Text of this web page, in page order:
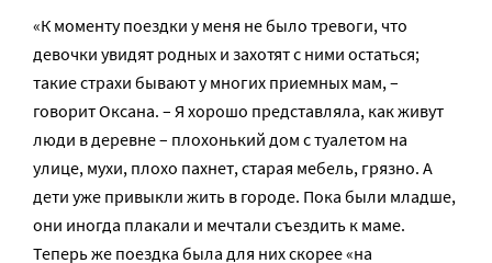
«К моменту поездки у меня не было тревоги, что
девочки увидят родных и захотят с ними остаться;
такие страхи бывают у многих приемных мам, –
говорит Оксана. – Я хорошо представляла, как живут
люди в деревне – плохонький дом с туалетом на
улице, мухи, плохо пахнет, старая мебель, грязно. А
дети уже привыкли жить в городе. Пока были младше,
они иногда плакали и мечтали съездить к маме.
Теперь же поездка была для них скорее «на